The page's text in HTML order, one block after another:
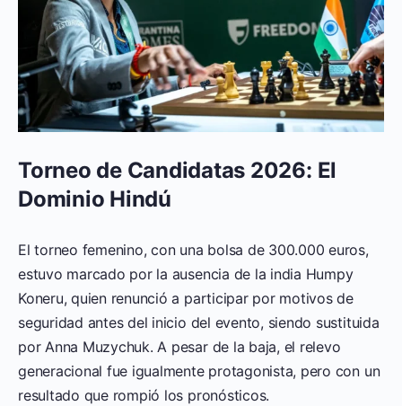
Torneo de Candidatas 2026: El
Dominio Hindú
El torneo femenino, con una bolsa de 300.000 euros,
estuvo marcado por la ausencia de la india Humpy
Koneru, quien renunció a participar por motivos de
seguridad antes del inicio del evento, siendo sustituida
por Anna Muzychuk. A pesar de la baja, el relevo
generacional fue igualmente protagonista, pero con un
resultado que rompió los pronósticos.